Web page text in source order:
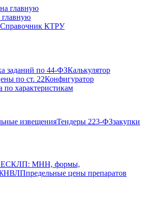
Справочник КТРУ
заданий по 44-ФЗКалькулятор
по ст. 22Конфигуратор
по характеристикам
извещенияТендеры 223-ФЗзакупки
ЕСКЛП: МНН, формы,
ЖНВЛПпредельные цены препаратов